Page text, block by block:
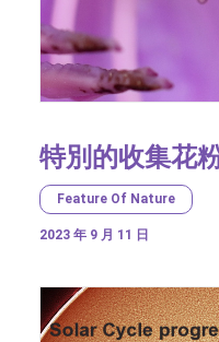
特別的收集花
Feature Of Nature
2023 年 9 月 11 日